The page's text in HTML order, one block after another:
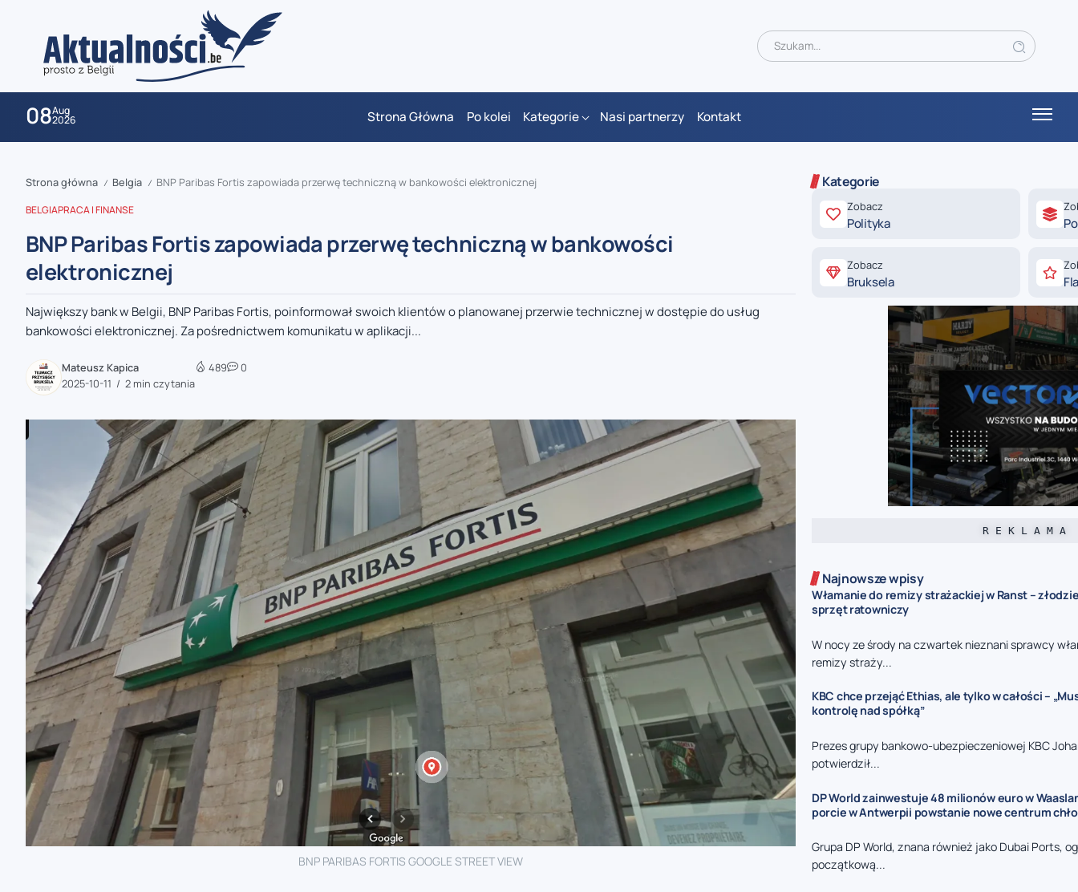
08Aug
2026 Strona Główna Po kolei Kategorie Nasi partnerzy Kontakt
zaobserwuj nas
zaobserwuj nas
zaobserwuj nas
zaobserwuj nas
Strona główna / Belgia / BNP Paribas Fortis zapowiada przerwę techniczną w bankowości elektronicznej
BELGIAPRACA I FINANSE
BNP Paribas Fortis zapowiada przerwę techniczną w bankowości
elektronicznej
Największy bank w Belgii, BNP Paribas Fortis, poinformował swoich klientów o planowanej przerwie technicznej w dostępie do usług
bankowości elektronicznej. Za pośrednictwem komunikatu w aplikacji...
Mateusz Kapica
2025-10-11
2 min czytania
489 0
BNP PARIBAS FORTIS GOOGLE STREET VIEW
Kategorie
Zobacz
Polityka
Zobacz
Bruksela
R E K L A M A
Najnowsze wpisy
Włamanie do remizy strażackiej w Ranst –
sprzęt ratowniczy
W nocy ze środy na czwartek nieznani sprawcy
remizy straży...
KBC chce przejąć Ethias, ale tylko w całości –
kontrolę nad spółką”
Prezes grupy bankowo-ubezpieczeniowej KBC
potwierdził...
DP World zainwestuje 48 milionów euro w
porcie w Antwerpii powstanie nowe centrum
Grupa DP World, znana również jako Dubai Ports,
początkową...